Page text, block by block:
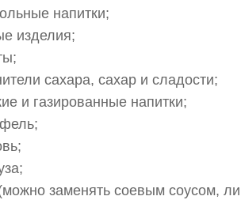
напитки;
изделия;
сахара, сахар и сладости;
и газированные напитки;
заменять соевым соусом,